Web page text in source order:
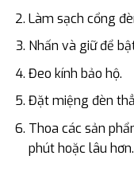
Làm sạch cổng
Nhấn và giữ để
Đeo kính bảo hộ.
Đặt miệng đèn
Thoa các sản
phút hoặc lâu hơn.